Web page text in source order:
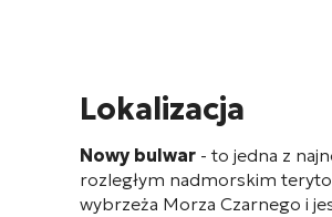
Lokalizacja
Nowy bulwar - to jedna z
rozległym nadmorskim
wybrzeża Morza Czarnego i